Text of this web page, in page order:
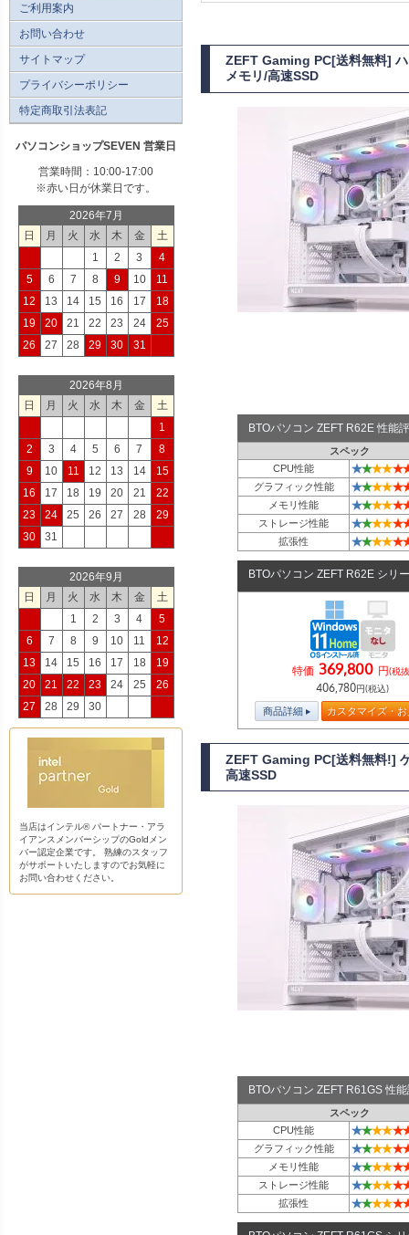
ZEFT Gaming PC[送料無料]
メモリ/高速SSD
BTOパソコン ZEFT R62E 性能
スペック
CPU性能
★★★★★
グラフィック性能 ★★★★★
メモリ性能 ★★★★★
ストレージ性能 ★★★★★
拡張性 ★★★★★
BTOパソコン ZEFT R62E シリ
特価 369,800 円(税
406,780円(税込)
商品詳細 カスタマイズ・
ZEFT Gaming PC[送料無料!]
高速SSD
BTOパソコン ZEFT R61GS 性
スペック
CPU性能
★★★★★
グラフィック性能 ★★★★★
メモリ性能 ★★★★★
ストレージ性能 ★★★★★
拡張性 ★★★★★
ご利用案内
お問い合わせ
サイトマップ
プライバシーポリシー
特定商取引法表記
パソコンショップSEVEN 営業日
営業時間：10:00-17:00
※赤い日が休業日です。
2026年7月
日
月 火 水 木 金
土
1
2 3
4
5
6 7 8 9 10
11
12
13 14 15 16 17
18
19
20 21 22 23 24
25
26
27 28 29 30 31
2026年8月
日
月 火 水 木 金
土
1
2
3 4 5 6 7
8
9
10 11 12 13 14
15
16
17 18 19 20 21
22
23
24 25 26 27 28
29
30
31
2026年9月
日
月 火 水 木 金
土
1
2 3 4
5
6
7 8 9 10 11
12
13
14 15 16 17 18
19
20
21 22 23 24 25
26
27
28 29 30
当店はインテル® パートナー・アラ
イアンスメンバーシップのGoldメン
バー認定企業です。 熟練のスタッフ
がサポートいたしますのでお気軽に
お問い合わせください。